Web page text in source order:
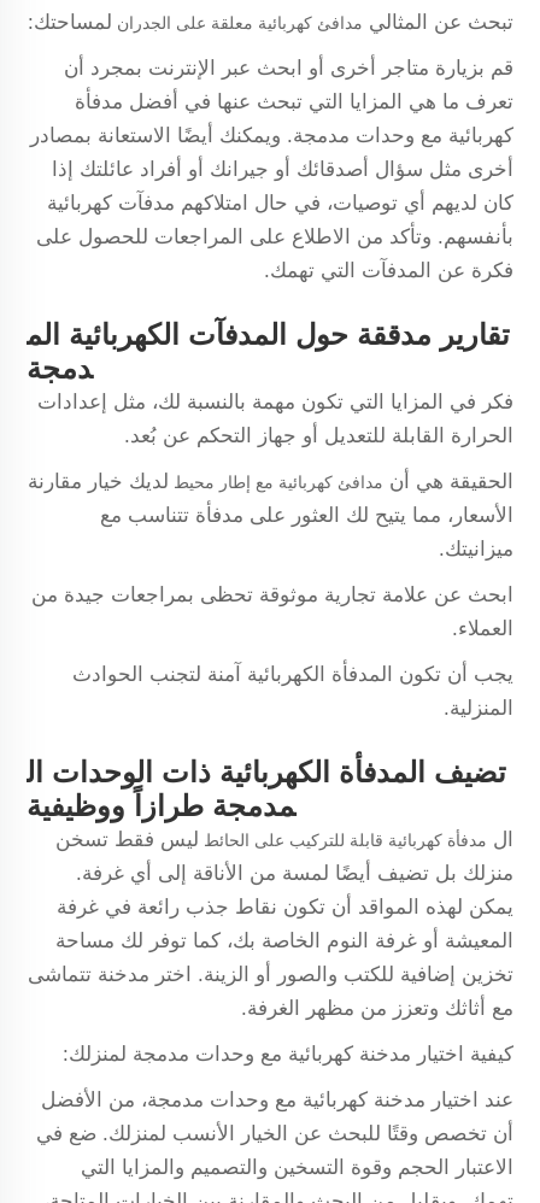
تبحث عن المثالي مدافئ كهربائية معلقة على الجدران لمساحتك:
قم بزيارة متاجر أخرى أو ابحث عبر الإنترنت بمجرد أن
تعرف ما هي المزايا التي تبحث عنها في أفضل مدفأة
كهربائية مع وحدات مدمجة. ويمكنك أيضًا الاستعانة بمصادر
أخرى مثل سؤال أصدقائك أو جيرانك أو أفراد عائلتك إذا
كان لديهم أي توصيات، في حال امتلاكهم مدفآت كهربائية
بأنفسهم. وتأكد من الاطلاع على المراجعات للحصول على
فكرة عن المدفآت التي تهمك.
تقارير مدققة حول المدفآت الكهربائية الم
دمجة
فكر في المزايا التي تكون مهمة بالنسبة لك، مثل إعدادات
الحرارة القابلة للتعديل أو جهاز التحكم عن بُعد.
الحقيقة هي أن مدافئ كهربائية مع إطار محيط لديك خيار مقارنة
الأسعار، مما يتيح لك العثور على مدفأة تتناسب مع
ميزانيتك.
ابحث عن علامة تجارية موثوقة تحظى بمراجعات جيدة من
العملاء.
يجب أن تكون المدفأة الكهربائية آمنة لتجنب الحوادث
المنزلية.
تضيف المدفأة الكهربائية ذات الوحدات ال
مدمجة طرازاً ووظيفية
ال مدفأة كهربائية قابلة للتركيب على الحائط ليس فقط تسخن
منزلك بل تضيف أيضًا لمسة من الأناقة إلى أي غرفة.
يمكن لهذه المواقد أن تكون نقاط جذب رائعة في غرفة
المعيشة أو غرفة النوم الخاصة بك، كما توفر لك مساحة
تخزين إضافية للكتب والصور أو الزينة. اختر مدخنة تتماشى
مع أثاثك وتعزز من مظهر الغرفة.
كيفية اختيار مدخنة كهربائية مع وحدات مدمجة لمنزلك:
عند اختيار مدخنة كهربائية مع وحدات مدمجة، من الأفضل
أن تخصص وقتًا للبحث عن الخيار الأنسب لمنزلك. ضع في
الاعتبار الحجم وقوة التسخين والتصميم والمزايا التي